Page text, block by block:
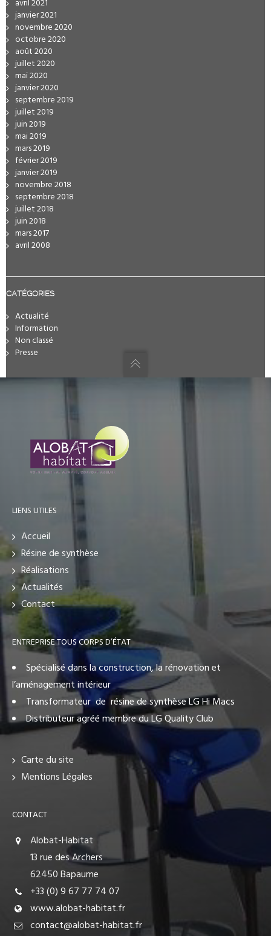
avril 2021
janvier 2021
novembre 2020
octobre 2020
août 2020
juillet 2020
mai 2020
janvier 2020
septembre 2019
juillet 2019
juin 2019
mai 2019
mars 2019
février 2019
janvier 2019
novembre 2018
septembre 2018
juillet 2018
juin 2018
mars 2017
avril 2008
CATÉGORIES
Actualité
Information
Non classé
Presse
LIENS UTILES
Accueil
Résine de synthèse
Réalisations
Actualités
Contact
ENTREPRISE TOUS CORPS D’ÉTAT
Spécialisé dans la construction, la rénovation et
l’aménagement intérieur
Transformateur de résine de synthèse LG Hi Macs
Distributeur agréé membre du LG Quality Club
Carte du site
Mentions Légales
CONTACT
Alobat-Habitat
13 rue des Archers
62450 Bapaume
+33 (0) 9 67 77 74 07
www.alobat-habitat.fr
contact@alobat-habitat.fr